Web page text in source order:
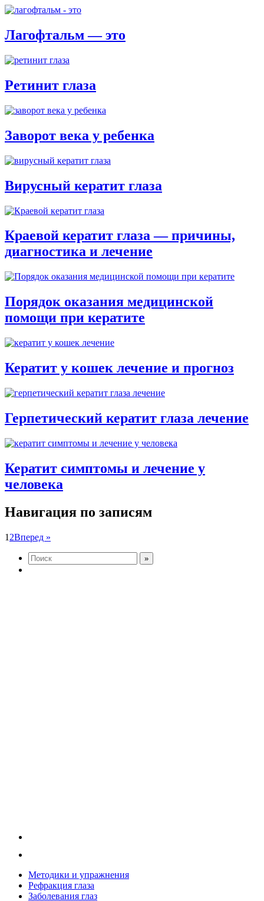
Лагофтальм — это
Ретинит глаза
Заворот века у ребенка
Вирусный кератит глаза
Краевой кератит глаза — причины,
диагностика и лечение
Порядок оказания медицинской
помощи при кератите
Кератит у кошек лечение и прогноз
Герпетический кератит глаза лечение
Кератит симптомы и лечение у
человека
Навигация по записям
1 2Вперед »
Методики и упражнения
Рефракция глаза
Заболевания глаз